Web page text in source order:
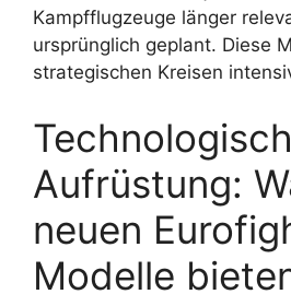
Kampfflugzeuge länger
ursprünglich geplant. Diese
strategischen Kreisen
Aufrüstung:
neuen
Modelle